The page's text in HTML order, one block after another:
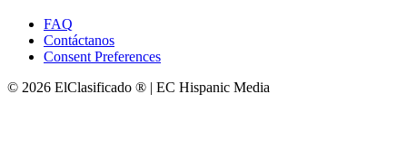
FAQ
Contáctanos
Consent Preferences
© 2026 ElClasificado ® | EC Hispanic Media